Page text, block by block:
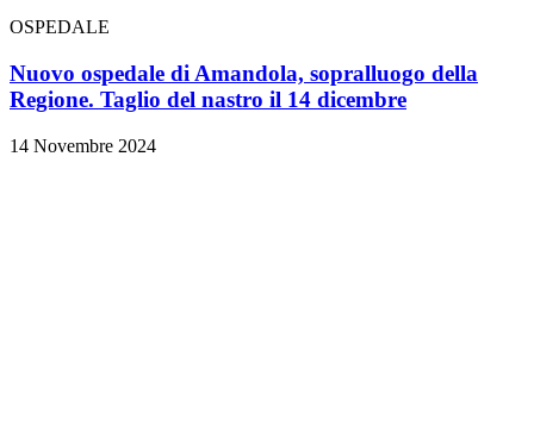
OSPEDALE
Nuovo ospedale di Amandola, sopralluogo della
Regione. Taglio del nastro il 14 dicembre
14 Novembre 2024